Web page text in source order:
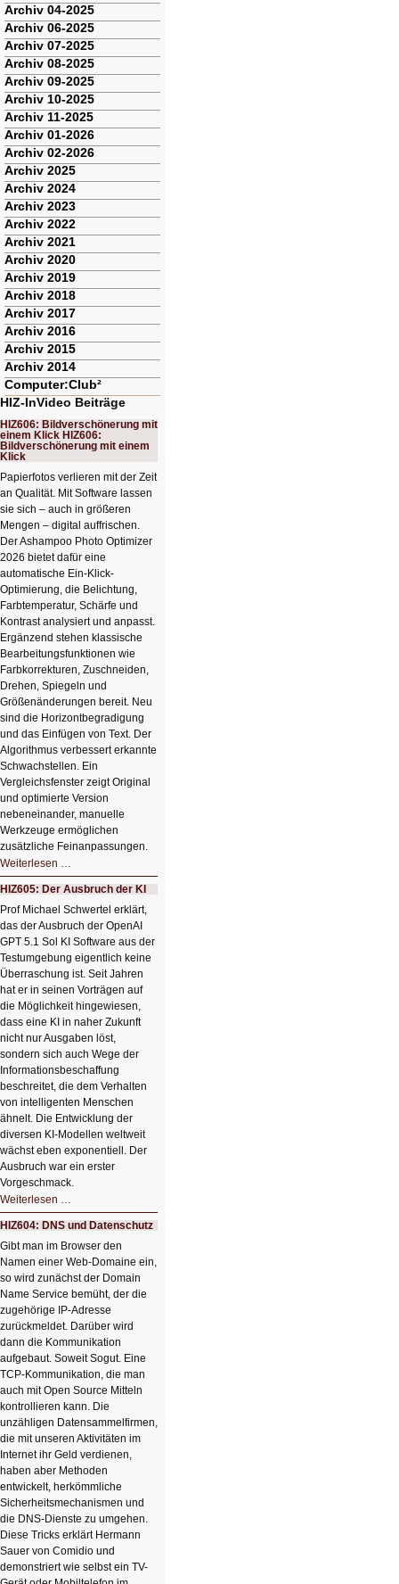
Archiv 04-2025
Archiv 06-2025
Archiv 07-2025
Archiv 08-2025
Archiv 09-2025
Archiv 10-2025
Archiv 11-2025
Archiv 01-2026
Archiv 02-2026
Archiv 2025
Archiv 2024
Archiv 2023
Archiv 2022
Archiv 2021
Archiv 2020
Archiv 2019
Archiv 2018
Archiv 2017
Archiv 2016
Archiv 2015
Archiv 2014
Computer:Club²
HIZ-InVideo Beiträge
HIZ606: Bildverschönerung mit
einem Klick HIZ606:
Bildverschönerung mit einem
Klick
Papierfotos verlieren mit der Zeit
an Qualität. Mit Software lassen
sie sich – auch in größeren
Mengen – digital auffrischen.
Der Ashampoo Photo Optimizer
2026 bietet dafür eine
automatische Ein-Klick-
Optimierung, die Belichtung,
Farbtemperatur, Schärfe und
Kontrast analysiert und anpasst.
Ergänzend stehen klassische
Bearbeitungsfunktionen wie
Farbkorrekturen, Zuschneiden,
Drehen, Spiegeln und
Größenänderungen bereit. Neu
sind die Horizontbegradigung
und das Einfügen von Text. Der
Algorithmus verbessert erkannte
Schwachstellen. Ein
Vergleichsfenster zeigt Original
und optimierte Version
nebeneinander, manuelle
Werkzeuge ermöglichen
zusätzliche Feinanpassungen.
Weiterlesen …
Bildverschönerung
mit
einem
Klick
HIZ606:
Bildverschönerung
mit
einem
Klick
HIZ605: Der Ausbruch der KI
Prof Michael Schwertel erklärt,
das der Ausbruch der OpenAI
GPT 5.1 Sol KI Software aus der
Testumgebung eigentlich keine
Überraschung ist. Seit Jahren
hat er in seinen Vorträgen auf
die Möglichkeit hingewiesen,
dass eine KI in naher Zukunft
nicht nur Ausgaben löst,
sondern sich auch Wege der
Informationsbeschaffung
beschreitet, die dem Verhalten
von intelligenten Menschen
ähnelt. Die Entwicklung der
diversen KI-Modellen weltweit
wächst eben exponentiell. Der
Ausbruch war ein erster
Vorgeschmack.
Weiterlesen …
Der
Ausbruch
der
KI
HIZ604: DNS und Datenschutz
Gibt man im Browser den
Namen einer Web-Domaine ein,
so wird zunächst der Domain
Name Service bemüht, der die
zugehörige IP-Adresse
zurückmeldet. Darüber wird
dann die Kommunikation
aufgebaut. Soweit Sogut. Eine
TCP-Kommunikation, die man
auch mit Open Source Mitteln
kontrollieren kann. Die
unzähligen Datensammelfirmen,
die mit unseren Aktivitäten im
Internet ihr Geld verdienen,
haben aber Methoden
entwickelt, herkömmliche
Sicherheitsmechanismen und
die DNS-Dienste zu umgehen.
Diese Tricks erklärt Hermann
Sauer von Comidio und
demonstriert wie selbst ein TV-